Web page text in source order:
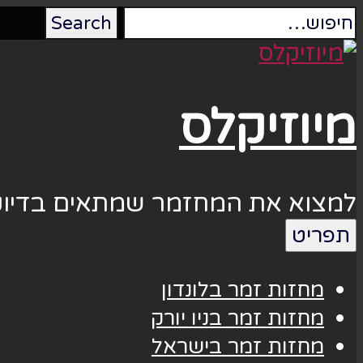
מיוזיקלס
למצוא את המחזמר שמתאים
תפריט
מחזות זמר בלונדון
מחזות זמר בניו יורק
מחזות זמר בישראל